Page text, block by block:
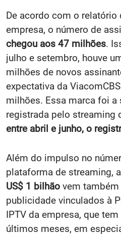
De acordo com o relatório
empresa, o número de
chegou aos 47 milhões.
julho e setembro, houve
milhões de novos
expectativa da
milhões. Essa marca foi a
registrada pelo streaming
entre abril e junho, o
Além do impulso no
plataforma de streaming, a
US$ 1 bilhão vem
publicidade vinculados à
IPTV da empresa, que
últimos meses, em